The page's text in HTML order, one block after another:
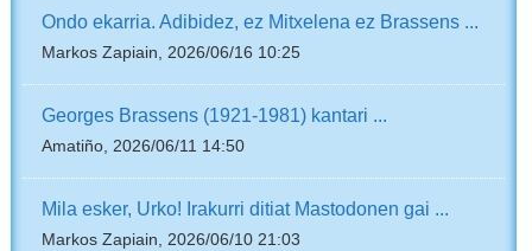
Ondo ekarria. Adibidez, ez Mitxelena ez Brassens ...
Markos Zapiain, 2026/06/16 10:25
Georges Brassens (1921-1981) kantari ...
Amatiño, 2026/06/11 14:50
Mila esker, Urko! Irakurri ditiat Mastodonen gai ...
Markos Zapiain, 2026/06/10 21:03